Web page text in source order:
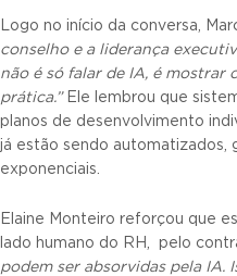
Logo no início da conversa,
conselho e a liderança
não é só falar de IA, é mostrar
prática.”Ele lembrou que
planos de desenvolvimento
já estão sendo automatizados,
exponenciais.
Elaine Monteiro reforçou que
lado humano do RH, pelo
podem ser absorvidas pela IA.